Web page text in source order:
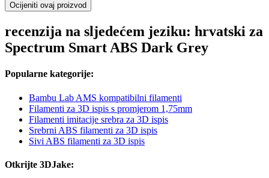
Ocijeniti ovaj proizvod
recenzija na sljedećem jeziku: hrvatski za
Spectrum Smart ABS Dark Grey
Popularne kategorije:
Bambu Lab AMS kompatibilni filamenti
Filamenti za 3D ispis s promjerom 1,75mm
Filamenti imitacije srebra za 3D ispis
Srebrni ABS filamenti za 3D ispis
Sivi ABS filamenti za 3D ispis
Otkrijte 3DJake: